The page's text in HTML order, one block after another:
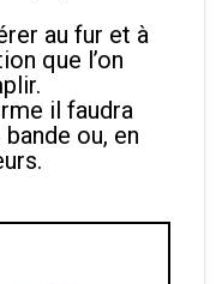
au fur et à
que l’on
il faudra
ou, en